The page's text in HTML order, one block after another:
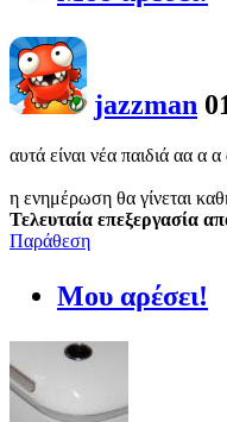
jazzman
αυτά είναι νέα παιδιά αα α
η ενημέρωση θα γίνεται
Τελευταία επεξεργασία
Παράθεση
Μου αρέσει!